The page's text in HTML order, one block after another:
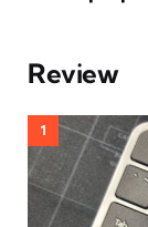
Review